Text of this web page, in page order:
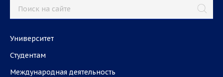
Университет
Студентам
Международная деятельность